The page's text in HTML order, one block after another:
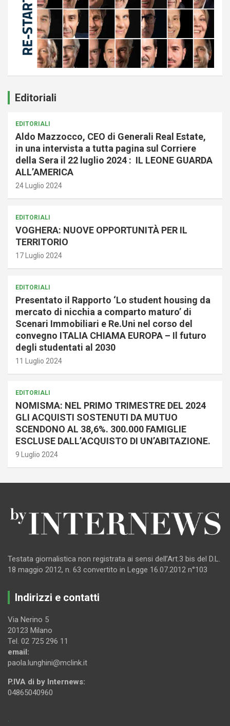
Editoriali
EDITORIALI
Aldo Mazzocco, CEO di Generali Real Estate,
in una intervista a tutta pagina sul Corriere
della Sera il 22 luglio 2024 : IL LEONE GUARDA
ALL’AMERICA
24 Luglio 2024
EDITORIALI
VOGHERA: NUOVE OPPORTUNITÀ PER IL
TERRITORIO
17 Luglio 2024
EDITORIALI
Presentato il Rapporto ‘Lo student housing da
mercato di nicchia a comparto maturo’ di
Scenari Immobiliari e Re.Uni nel corso del
convegno ITALIA CHIAMA EUROPA – Il futuro
degli studentati al 2030
11 Luglio 2024
EDITORIALI
NOMISMA: NEL PRIMO TRIMESTRE DEL 2024
GLI ACQUISTI SOSTENUTI DA MUTUO
SCENDONO AL 38,6%. 300.000 FAMIGLIE
ESCLUSE DALL’ACQUISTO DI UN’ABITAZIONE.
9 Luglio 2024
Testata giornalistica non registrata ai sensi dell’Art.3 bis del D.L.
18 maggio 2012, n. 63 convertito in Legge 16.07.2012 n°103
Indirizzi e contatti
Via Nerino 5
20123 Milano
Tel. 02 725 296 11
email:
paola.lunghini@mclink.it
P.IVA di by Internews:
04865040960
.